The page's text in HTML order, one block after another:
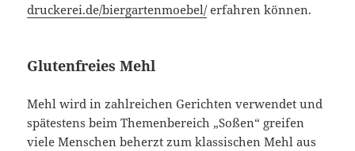
druckerei.de/biergartenmoebel/erfahren können.
Glutenfreies Mehl
Mehl wird in zahlreichen Gerichten verwendet und
spätestens beim Themenbereich „Soßen“ greifen
viele Menschen beherzt zum klassischen Mehl aus